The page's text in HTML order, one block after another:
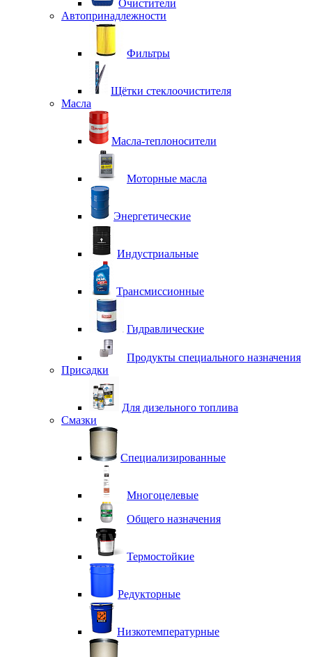
Очистители
Автопринадлежности
Фильтры
Щётки стеклоочистителя
Масла
Масла-теплоносители
Моторные масла
Энергетические
Индустриальные
Трансмиссионные
Гидравлические
Продукты специального назначения
Присадки
Для дизельного топлива
Смазки
Специализированные
Многоцелевые
Общего назначения
Термостойкие
Редукторные
Низкотемпературные